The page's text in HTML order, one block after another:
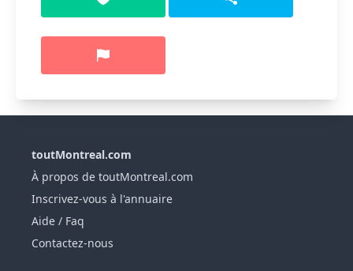
toutMontreal.com
À propos de toutMontreal.com
Inscrivez-vous à l'annuaire
Aide / Faq
Contactez-nous